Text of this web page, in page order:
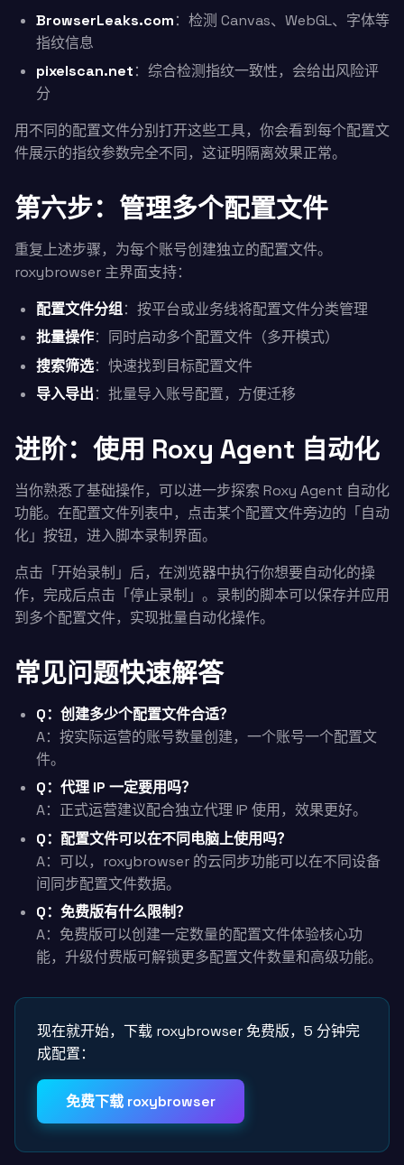
BrowserLeaks.com：检测 Canvas、WebGL、字体等
指纹信息
pixelscan.net：综合检测指纹一致性，会给出风险评
分
用不同的配置文件分别打开这些工具，你会看到每个配置文
件展示的指纹参数完全不同，这证明隔离效果正常。
第六步：管理多个配置文件
重复上述步骤，为每个账号创建独立的配置文件。
roxybrowser 主界面支持：
配置文件分组：按平台或业务线将配置文件分类管理
批量操作：同时启动多个配置文件（多开模式）
搜索筛选：快速找到目标配置文件
导入导出：批量导入账号配置，方便迁移
进阶：使用 Roxy Agent 自动化
当你熟悉了基础操作，可以进一步探索 Roxy Agent 自动化
功能。在配置文件列表中，点击某个配置文件旁边的「自动
化」按钮，进入脚本录制界面。
点击「开始录制」后，在浏览器中执行你想要自动化的操
作，完成后点击「停止录制」。录制的脚本可以保存并应用
到多个配置文件，实现批量自动化操作。
常见问题快速解答
Q：创建多少个配置文件合适？
A：按实际运营的账号数量创建，一个账号一个配置文
件。
Q：代理 IP 一定要用吗？
A：正式运营建议配合独立代理 IP 使用，效果更好。
Q：配置文件可以在不同电脑上使用吗？
A：可以，roxybrowser 的云同步功能可以在不同设备
间同步配置文件数据。
Q：免费版有什么限制？
A：免费版可以创建一定数量的配置文件体验核心功
能，升级付费版可解锁更多配置文件数量和高级功能。
现在就开始，下载 roxybrowser 免费版，5 分钟完
成配置：
免费下载 roxybrowser